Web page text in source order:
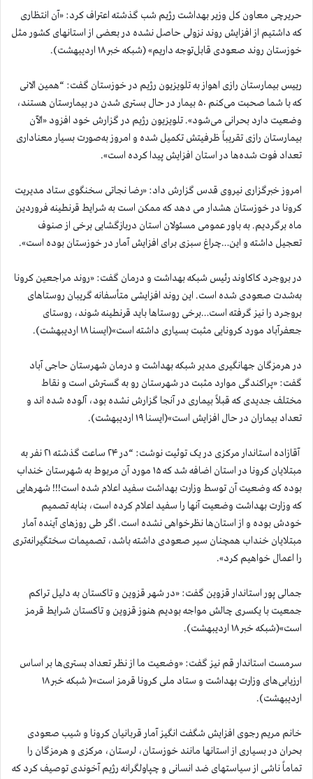
حریرچی معاون کل وزیر بهداشت رژیم شب گذشته اعتراف کرد: «آن انتظاری
که داشتیم از افزایش روند نزولی حاصل نشده در بعضی از استانهای کشور مثل
خوزستان روند صعودی قابل‌توجه داریم» (شبکه خبر ۱۸ اردیبهشت).
رییس بیمارستان رازی اهواز به تلویزیون رژیم در خوزستان گفت: “همین الانی
که با شما صحبت می‌کنم ۵۰ بیمار در حال بستری شدن در بیمارستان هستند،
وضعیت دارد بحرانی می‌شود». تلویزیون رژیم در گزارش خود افزود «الآن
بیمارستان رازی تقریباً ظرفیتش تکمیل شده و امروز به‌صورت بسیار معناداری
تعداد فوت شده‌ها در استان افزایش پیدا کرده است».
امروز خبرگزاری نیروی قدس گزارش داد: «رضا نجاتی سخنگوی ستاد مدیریت
کرونا در خوزستان هشدار می دهد که ممکن است به شرایط قرنطینه فروردین
ماه برگردیم. به باور عمومی مسئولان استان دربازگشایی برخی از صنوف
تعجیل داشته و این…چراغ سبزی برای افزایش آمار در خوزستان بوده است».
در بروجرد کاکاوند رئیس شبکه بهداشت و درمان گفت: «روند مراجعین کرونا
به‌شدت صعودی شده است. این روند افزایشی متأسفانه گریبان روستاهای
بروجرد را نیز گرفته است…برخی روستاها باید قرنطینه شوند، روستای
جعفرآباد مورد کرونایی مثبت بسیاری داشته است»(ایسنا ۱۸ اردیبهشت).
در هرمزگان جهانگیری مدیر شبکه بهداشت و درمان شهرستان حاجی آباد
گفت: «پراکندگی موارد مثبت در شهرستان رو به گسترش است و نقاط
مختلف جدیدی که قبلاً بیماری در آنجا گزارش نشده بود، آلوده شده اند و
تعداد بیماران در حال افزایش است»(ایسنا ۱۹ اردیبهشت).
آقازاده استاندار مرکزی در یک توئیت نوشت: “در ۲۴ ساعت گذشته ۲۱ نفر به
مبتلایان کرونا در استان اضافه شد که ۱۵ مورد آن مربوط به شهرستان خنداب
بوده که وضعیت آن توسط وزارت بهداشت سفید اعلام شده است!!! شهرهایی
که وزارت بهداشت وضعیت آنها را سفید اعلام کرده است، بنابه تصمیم
خودش بوده و از استان‌ها نظرخواهی نشده است. اگر طی روزهای آینده آمار
مبتلایان خنداب همچنان سیر صعودی داشته باشد، تصمیمات سختگیرانه‌تری
را اعمال خواهیم کرد».
جمالی پور استاندار قزوین گفت:‌ «در شهر قزوین و تاکستان به دلیل تراکم
جمعیت با یکسری چالش مواجه بودیم هنوز قزوین و تاکستان شرایط قرمز
است»(شبکه خبر ۱۸ اردیبهشت).
سرمست استاندار قم نیز گفت‌: «وضعیت ما از نظر تعداد بستری‌ها بر اساس
ارزیابی‌های وزارت بهداشت و ستاد ملی کرونا قرمز است»( شبکه خبر ۱۸
اردیبهشت).
خانم مریم رجوی افزایش شگفت انگیز آمار قربانیان کرونا و شیب صعودی
بحران در بسیاری از استانها مانند خوزستان، لرستان، مرکزی و هرمزگان را
تماماً ناشی از سیاستهای ضد انسانی و چپاولگرانه رژیم آخوندی توصیف کرد که